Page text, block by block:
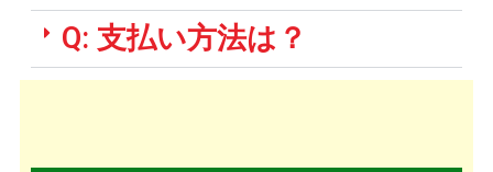
Q: 支払い方法は？